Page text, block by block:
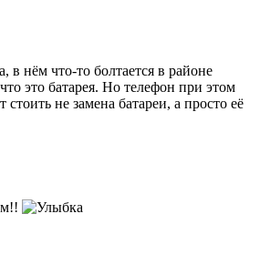
в нём что-то болтается в районе
это батарея. Но телефон при этом
стоить не замена батареи, а просто её